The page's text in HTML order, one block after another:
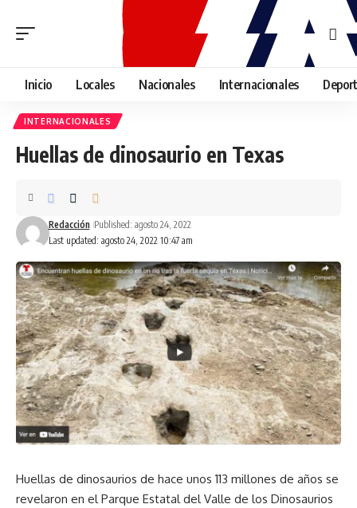
Inicio Locales Nacionales Internacionales
INTERNACIONALES
Huellas de dinosaurio en Texas
Last updated: agosto 24, 2022 10:47 am
Redacción Published: agosto 24, 2022
Huellas de dinosaurios de hace unos 113 millones de años se
revelaron en el Parque Estatal del Valle de los Dinosaurios